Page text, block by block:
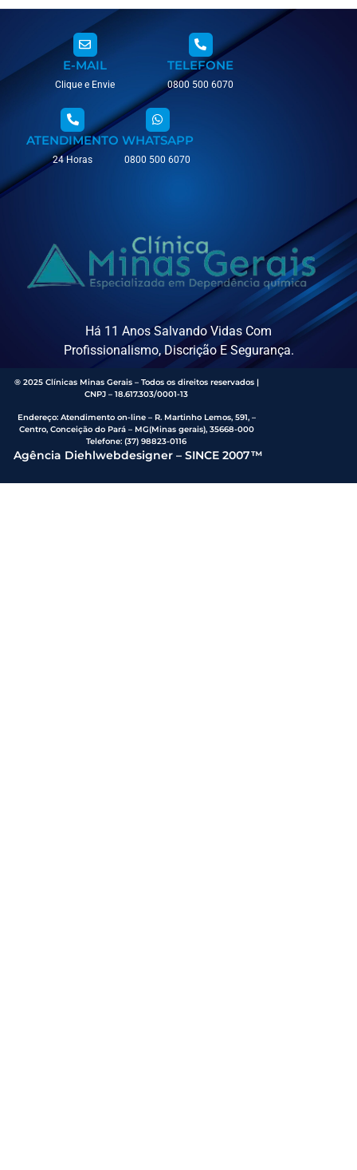
E-MAIL
Clique e Envie
TELEFONE
0800 500 6070
ATENDIMENTO
24 Horas
WHATSAPP
0800 500 6070
Há 11 Anos Salvando Vidas Com
Profissionalismo, Discrição E Segurança.
® 2025 Clínicas Minas Gerais – Todos os direitos reservados |
CNPJ – 18.617.303/0001-13
Endereço: Atendimento on-line – R. Martinho Lemos, 591, –
Centro, Conceição do Pará – MG(Minas gerais), 35668-000
Telefone:(37) 98823-0116
Agência Diehlwebdesigner – SINCE 2007™